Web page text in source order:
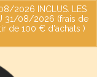
2026 INCLUS. LES
31/08/2026 (frais de
de 100 € d'achats )